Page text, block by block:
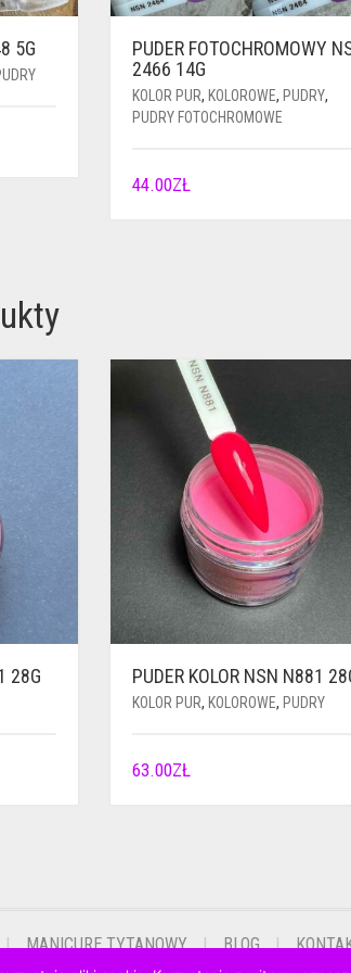
5G
PUDER FOTOCHROMOWY
2466 14G
KOLOR PUR, KOLOROWE, PUDRY,
PUDRY FOTOCHROMOWE
44.00ZŁ
28G PUDER KOLOR NSN N881
KOLOR PUR, KOLOROWE, PUDRY
63.00ZŁ
MANICURE TYTANOWY BLOG